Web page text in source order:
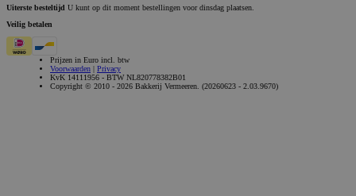
Uiterste besteltijd U kunt op dit moment bestellingen voor dinsdag plaatsen.
Veilig betalen
Prijzen in Euro incl. btw
Voorwaarden | Privacy
KvK 14111956 - BTW NL820778382B01
Copyright © 2010 - 2026 Bakkerij Vermeeren. (20260623 - 2.03.9670)